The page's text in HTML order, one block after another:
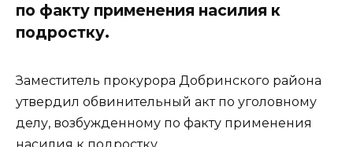
по факту применения насилия к
подростку.
Заместитель прокурора Добринского района
утвердил обвинительный акт по уголовному
делу, возбужденному по факту применения